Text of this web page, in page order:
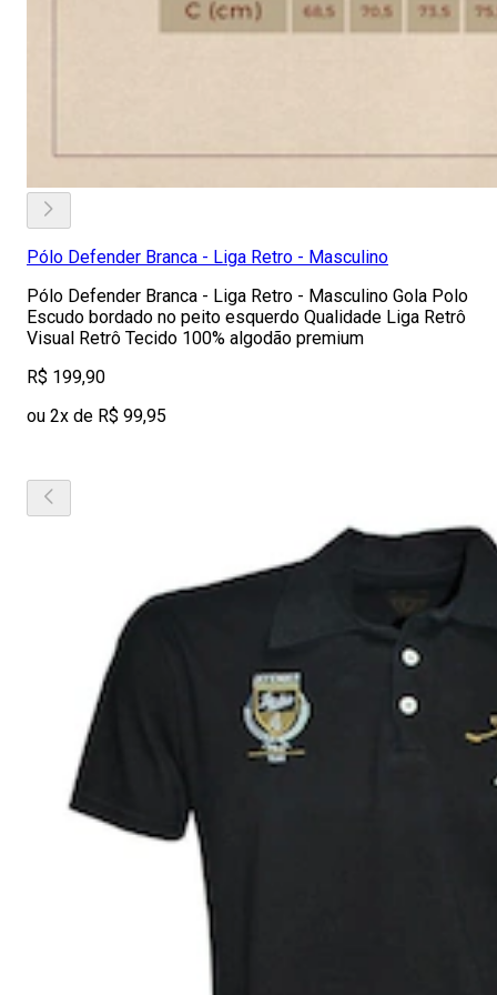
Pólo Defender Branca - Liga Retro - Masculino
Pólo Defender Branca - Liga Retro - Masculino Gola Polo
Escudo bordado no peito esquerdo Qualidade Liga Retrô
Visual Retrô Tecido 100% algodão premium
R$ 199,90
ou 2x de R$ 99,95